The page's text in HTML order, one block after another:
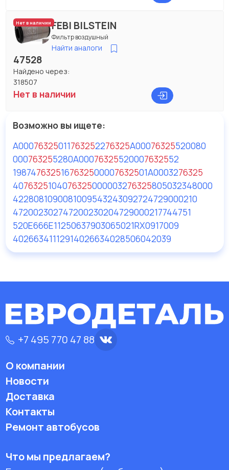
Нет в наличииFEBI BILSTEIN
Фильтр воздушный
Найти аналоги
47528
Найдено через:
318507
Нет в наличии
Возможно вы ищете:
A00076325011763252276325A00076325520080
000763255280A00076325520007632552
1987476325167632500007632501A0003276325
4076325104076325000003276325805032348000
4228081090081009543243092724729000210
472002302747200230204729000217744751
520E666E11250637903065021RX0917009
40266341112914026634028506042039
+7 495 770 47 88
О компании
Новости
Доставка
Контакты
Ремонт автобусов
Что мы предлагаем?